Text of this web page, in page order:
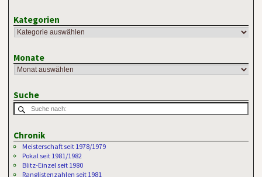
Kategorien
Monate
Suche
Chronik
Meisterschaft seit 1978/1979
Pokal seit 1981/1982
Blitz-Einzel seit 1980
Ranglistenzahlen seit 1981